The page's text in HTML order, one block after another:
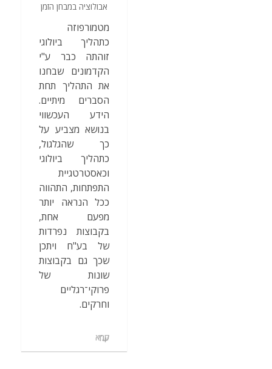
אבולוציה במבחן הזמן
מטמורפוזה
כתהליך ביולוגי
זוהתה כבר ע"י
הקדמונים שבחנו
את התהליך תחת
הסברים מיתיים.
הידע העכשווי
בנושא מצביע על
כך שהגלגול,
כתהליך ביולוגי
וכאסטרטגיית
התפתחות, התהווה
ככל הנראה יותר
מפעם אחת,
בקבוצות נפרדות
של בע"ח ויתכן
שכך גם בקבוצות
שונות של
פרוקי־רגליים
וחרקים.
קרא עוד